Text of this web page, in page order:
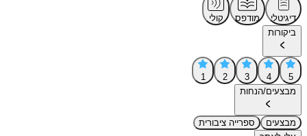
דיגיטלי מודפס
קולי
ביקורות
5
4
3
2
1
מבצעים/הנחות
מבצעים
ספרייה ציבורית